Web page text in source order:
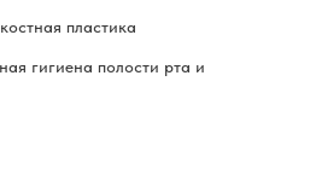
гигиена полости рта и
пластика